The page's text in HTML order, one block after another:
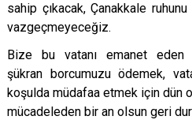
sahip çıkacak, Çanakkale
vazgeçmeyeceğiz.
Bize bu vatanı emanet eden
şükran borcumuzu ödemek,
koşulda müdafaa etmek için dün
mücadeleden bir an olsun geri